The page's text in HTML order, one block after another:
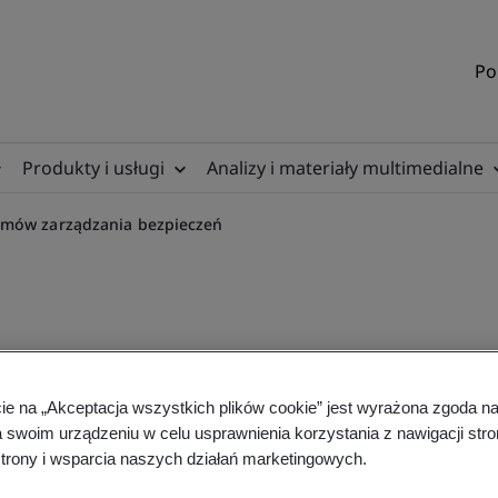
Produkty i usługi Analizy i materiały multimedialne
zarządzania bezpieczeń
Security
na „Akceptacja wszystkich plików cookie” jest wyrażona zgoda
swoim urządzeniu w celu usprawnienia korzystania z nawigacji
i wsparcia naszych działań marketingowych.